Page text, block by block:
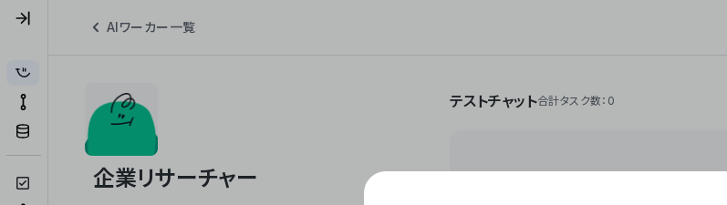
AIワーカー一覧
テストチャット合計タスク数：0